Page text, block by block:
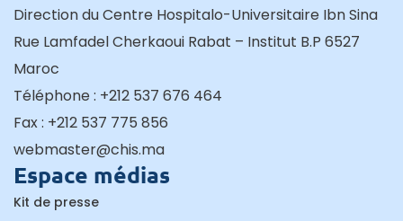
Direction du Centre Hospitalo-Universitaire Ibn Sina
Rue Lamfadel Cherkaoui Rabat – Institut B.P 6527
Maroc
Téléphone : +212 537 676 464
Fax : +212 537 775 856
webmaster@chis.ma
Espace médias
Kit de presse